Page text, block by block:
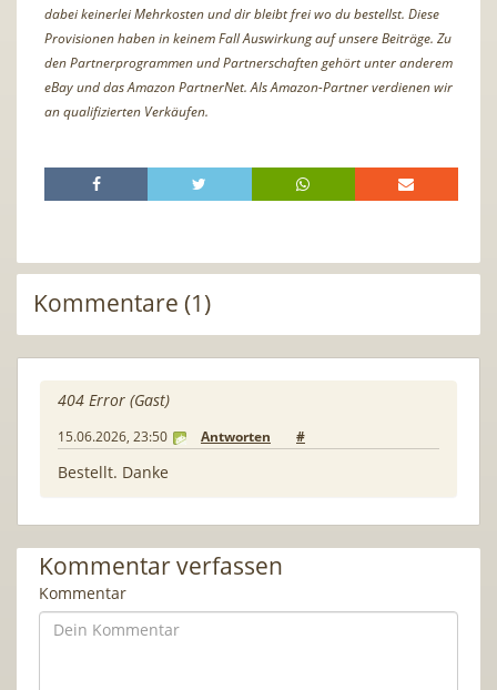
dabei keinerlei Mehrkosten und dir bleibt frei wo du bestellst. Diese
Provisionen haben in keinem Fall Auswirkung auf unsere Beiträge. Zu
den Partnerprogrammen und Partnerschaften gehört unter anderem
eBay und das Amazon PartnerNet. Als Amazon-Partner verdienen wir
an qualifizierten Verkäufen.
Kommentare (1)
404 Error (Gast)
15.06.2026, 23:50 Antworten #
Bestellt. Danke
Kommentar verfassen
Kommentar